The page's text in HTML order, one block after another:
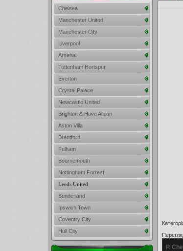
P.
Chelsea
Manchester United
Manchester City
Liverpool
Arsenal
Tottenham Hortspur
Everton
Crystal Palace
Newcastle United
Brighton & Hove Albion
Aston Villa
Brentford
Fulham
Bournemouth
Nottingham Forrest
Leeds United
Sunderland
Ipswich Town
Coventry City
Hull City